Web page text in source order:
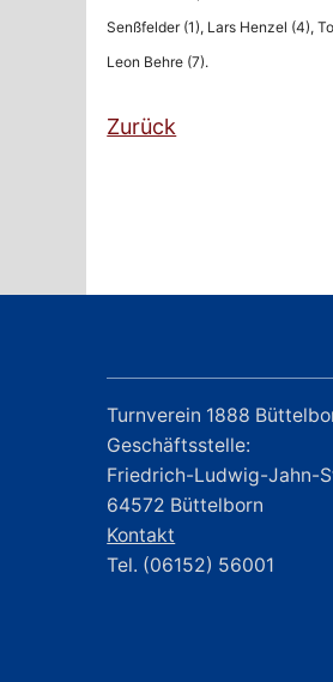
Senßfelder (1), Lars Henzel (4),
Leon Behre (7).
Zurück
Turnverein 1888
Geschäftsstelle:
Friedrich-Ludwig-Jahn-
64572 Büttelborn
Kontakt
Tel. (06152) 56001